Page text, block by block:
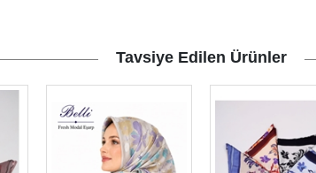
Tavsiye Edilen Ürünler